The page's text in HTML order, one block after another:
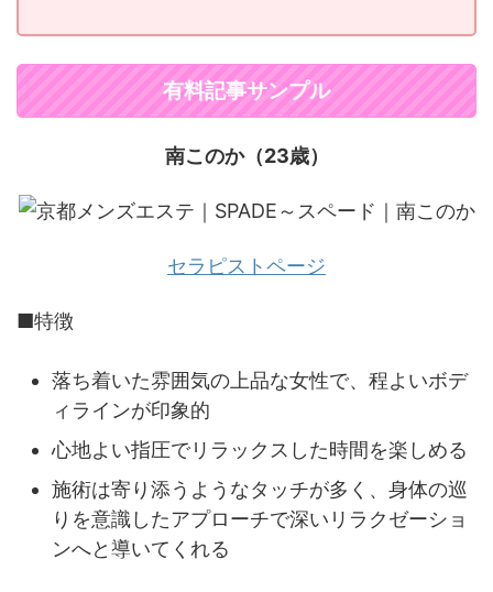
有料記事サンプル
南このか（23歳）
セラピストページ
■特徴
落ち着いた雰囲気の上品な女性で、程よいボデ
ィラインが印象的
心地よい指圧でリラックスした時間を楽しめる
施術は寄り添うようなタッチが多く、身体の巡
りを意識したアプローチで深いリラクゼーショ
ンへと導いてくれる